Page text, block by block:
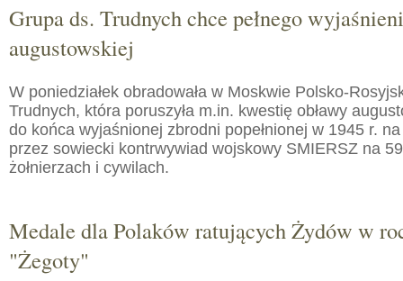
Grupa ds. Trudnych chce pełnego
augustowskiej
W poniedziałek obradowała w Moskwie Polsko-
Trudnych, która poruszyła m.in. kwestię obławy
do końca wyjaśnionej zbrodni popełnionej w 1945 r.
przez sowiecki kontrwywiad wojskowy SMIERSZ na
żołnierzach i cywilach.
Medale dla Polaków ratujących Żydów w
"Żegoty"